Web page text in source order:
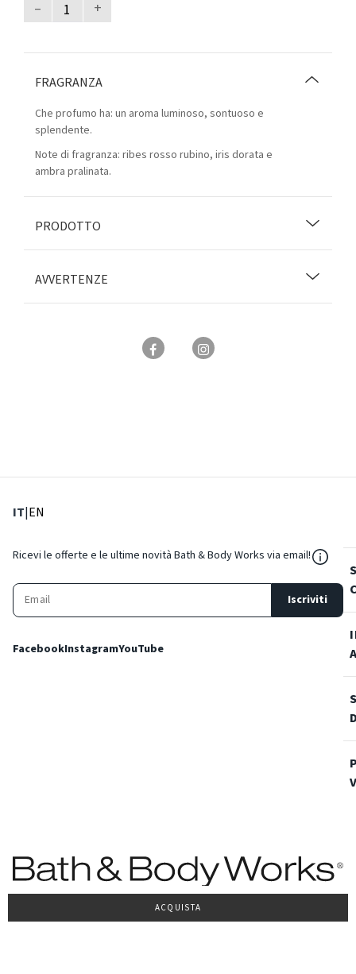
– +
ACQUISTA
FRAGRANZA
Che profumo ha: un aroma luminoso, sontuoso e
splendente.
Note di fragranza: ribes rosso rubino, iris dorata e
ambra pralinata.
PRODOTTO
AVVERTENZE
IT: Lingua corrente
|EN
Ricevi le offerte e le ultime novità Bath & Body Works via email!
Iscriviti
FacebookInstagramYouTube
Condizioni Generali di venditaPrivacy PolicyCookie PolicyAccessibilità